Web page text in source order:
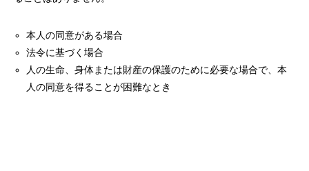
本人の同意がある場合
法令に基づく場合
人の生命、身体または財産の保護のために必要な場合で、本
人の同意を得ることが困難なとき